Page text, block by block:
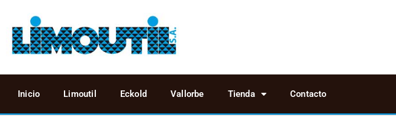
Inicio Limoutil Eckold Vallorbe Tienda Contacto